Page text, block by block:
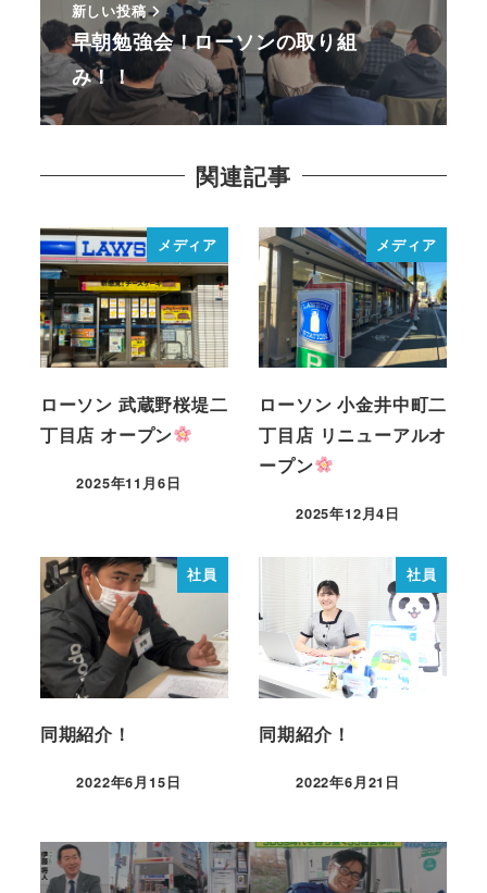
新しい投稿
早朝勉強会！ローソンの取り組
み！！
関連記事
メディア
ローソン 武蔵野桜堤二
丁目店 オープン
2025年11月6日
メディア
ローソン 小金井中町二
丁目店 リニューアルオ
ープン
2025年12月4日
社員
同期紹介！
2022年6月15日
社員
同期紹介！
2022年6月21日